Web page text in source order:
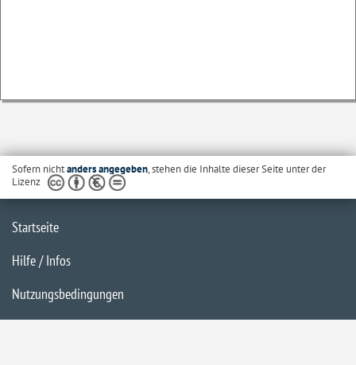
Sofern nichtanders angegeben, stehen die Inhalte dieser Seite unter der
Lizenz
Startseite
Hilfe / Infos
Nutzungsbedingungen